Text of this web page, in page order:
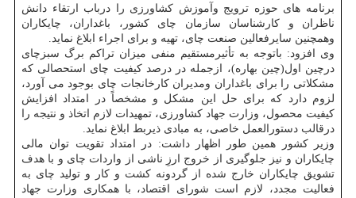
برنامه های حوزه ترویج وآموزش کشاورزی را درباب ارتقاء دانش
ناظران و کارشناسان سازمان چای کشور، باغداران، چایکاران
وهمچنین سایرفعالین صنعت چای، تهیه و برای اجراء ابلاغ نماید.
وی افزود: باتوجه به تأثیرمستقیم منفی میزان تراکم برگ سبزچای
درچین اول(چین بهاره)، ازجمله در درصد کیفیت چای استحصالی که
مشکلاتی را برای باغداران ومدیران کارخانجات چای بوجود می آورد،
لزوم دارد که برای حل این مشکل و مشخصاً در امتداد افزایش
کیفیت محصول، وزارت جهاد کشاورزی، تمهیدات لازم اتخاذ و نتیجه را
درقالب دستورالعمل خاصی، به مبادی ذیربط ابلاغ نماید.
وزیر کشور همین طور اظهار داشت: در امتداد تقویت توان مالی
چایکاران و نیز جلوگیری از خروج ارزِ ناشی از واردات چای و با هدف
تشویق چایکاران خارج شده از گردونه کشت و کار و تولید چای به
فعالیت مجدد، لازم است شورای اقتصاد، با همکاری وزارت جهاد